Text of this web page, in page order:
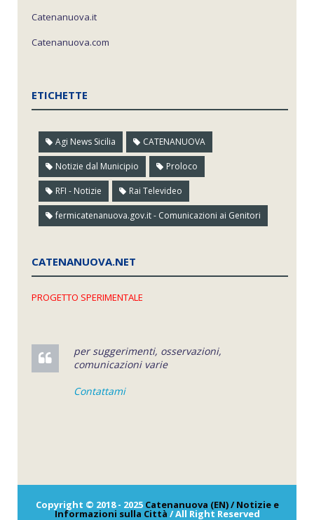
Catenanuova.it
Catenanuova.com
ETICHETTE
Agi News Sicilia CATENANUOVA
Notizie dal Municipio Proloco
RFI - Notizie Rai Televideo
fermicatenanuova.gov.it - Comunicazioni ai Genitori
CATENANUOVA.NET
PROGETTO SPERIMENTALE
per suggerimenti, osservazioni,
comunicazioni varie
Contattami
Copyright © 2018 - 2025 Catenanuova (EN) / Notizie e
Informazioni sulla Città / All Right Reserved